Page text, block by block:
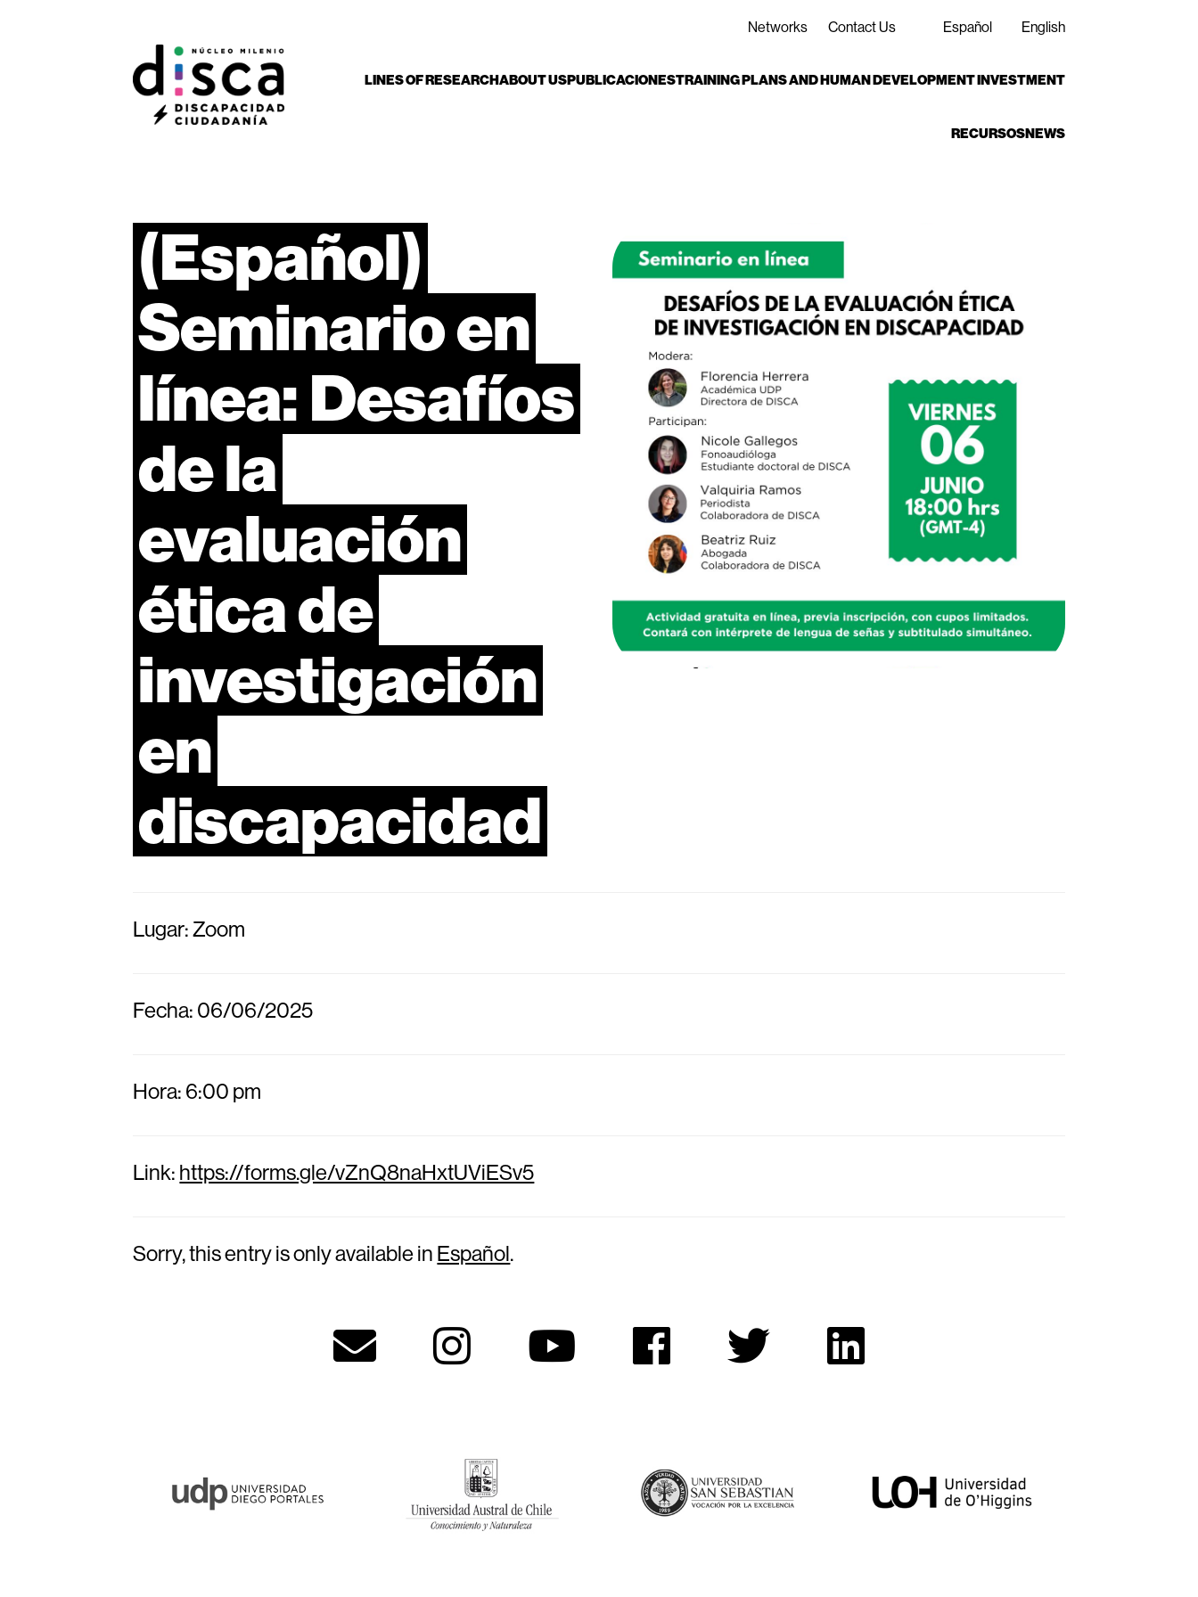
Networks Contact Us Español English
LINES OF RESEARCHABOUT USPUBLICACIONESTRAINING PLANS AND HUMAN DEVELOPMENT INVESTMENT
RECURSOSNEWS
(Español)
Seminarioen
línea:Desafíos
dela
evaluación
éticade
investigación
en
discapacidad
Lugar: Zoom
Fecha: 06/06/2025
Hora: 6:00 pm
Link: https://forms.gle/vZnQ8naHxtUViESv5
Sorry, this entry is only available in Español.